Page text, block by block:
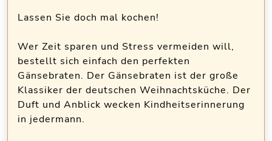
Lassen Sie doch mal kochen!
Wer Zeit sparen und Stress vermeiden will,
bestellt sich einfach den perfekten
Gänsebraten. Der Gänsebraten ist der große
Klassiker der deutschen Weihnachtsküche. Der
Duft und Anblick wecken Kindheitserinnerung
in jedermann.